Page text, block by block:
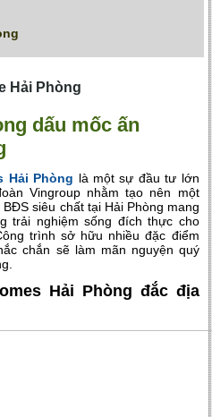
Hải Phòng
dấu mốc ấn
Hải Phòng là một sự đầu tư lớn
Vingroup nhằm tạo nên một
siêu chất tại Hải Phòng mang
trải nghiệm sống đích thực cho
trình sở hữu nhiều đặc điểm
chắn sẽ làm mãn nguyện quý
Hải Phòng đắc địa